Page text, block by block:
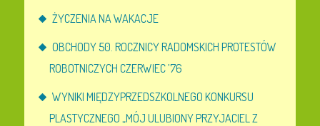
ŻYCZENIA NA WAKACJE
OBCHODY 50. ROCZNICY RADOMSKICH PROTESTÓW
ROBOTNICZYCH CZERWIEC ’76
WYNIKI MIĘDZYPRZEDSZKOLNEGO KONKURSU
PLASTYCZNEGO „MÓJ ULUBIONY PRZYJACIEL Z